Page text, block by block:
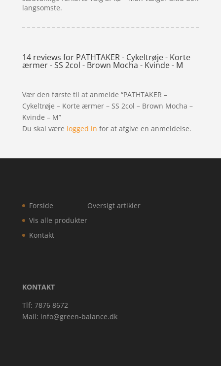
langsomste.
14 reviews for PATHTAKER - Cykeltrøje - Korte
ærmer - SS 2col - Brown Mocha - Kvinde - M
Vær den første til at anmelde “PATHTAKER –
Cykeltrøje – Korte ærmer – SS 2col – Brown Mocha –
Kvinde – M”
Du skal være logged in for at afgive en anmeldelse.
Forside
Vis alle produkter
Kontakt
Oversigt artikler
KONTAKT
Tlf: 7876 8672
Mail: info@green-balance.dk